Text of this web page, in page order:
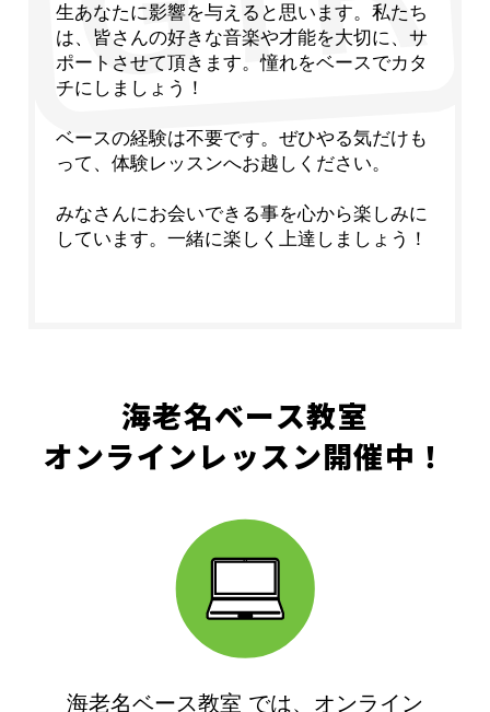
生あなたに影響を与えると思います。私たち
は、皆さんの好きな音楽や才能を大切に、サ
ポートさせて頂きます。憧れをベースでカタ
チにしましょう！
ベースの経験は不要です。ぜひやる気だけも
って、体験レッスンへお越しください。
みなさんにお会いできる事を心から楽しみに
しています。一緒に楽しく上達しましょう！
海老名ベース教室
オンラインレッスン開催中！
海老名ベース教室 では、オンライン